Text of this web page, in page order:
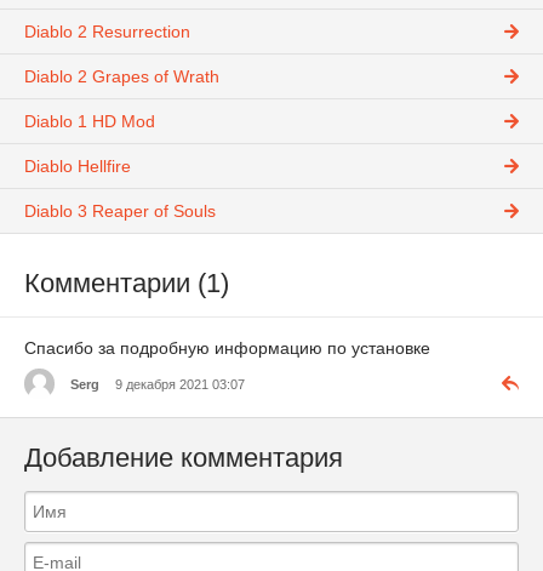
Diablo 2 Resurrection
Diablo 2 Grapes of Wrath
Diablo 1 HD Mod
Diablo Hellfire
Diablo 3 Reaper of Souls
Комментарии (1)
Спасибо за подробную информацию по установке
Serg 9 декабря 2021 03:07
Добавление комментария